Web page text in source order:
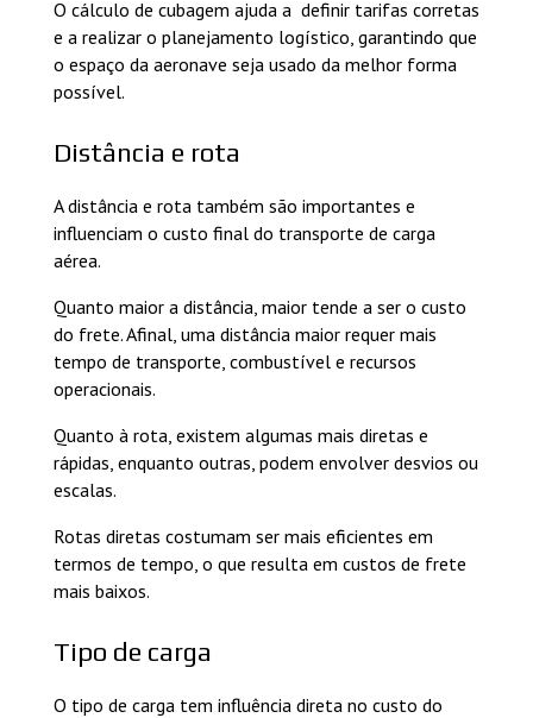
O cálculo de cubagem ajuda a definir tarifas corretas
e a realizar o planejamento logístico, garantindo que
o espaço da aeronave seja usado da melhor forma
possível.
Distância e rota
A distância e rota também são importantes e
influenciam o custo final do transporte de carga
aérea.
Quanto maior a distância, maior tende a ser o custo
do frete. Afinal, uma distância maior requer mais
tempo de transporte, combustível e recursos
operacionais.
Quanto à rota, existem algumas mais diretas e
rápidas, enquanto outras, podem envolver desvios ou
escalas.
Rotas diretas costumam ser mais eficientes em
termos de tempo, o que resulta em custos de frete
mais baixos.
Tipo de carga
O tipo de carga tem influência direta no custo do